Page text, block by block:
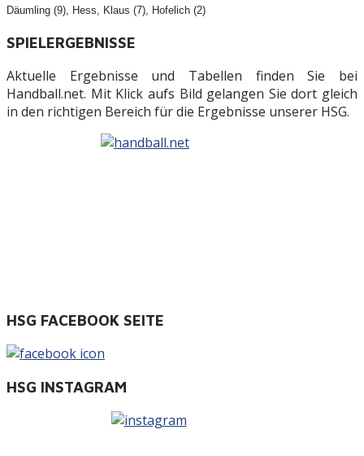
Däumling (9), Hess, Klaus (7), Hofelich (2)
SPIELERGEBNISSE
Aktuelle Ergebnisse und Tabellen finden Sie bei
Handball.net. Mit Klick aufs Bild gelangen Sie dort gleich
in den richtigen Bereich für die Ergebnisse unserer HSG.
HSG FACEBOOK SEITE
HSG INSTAGRAM